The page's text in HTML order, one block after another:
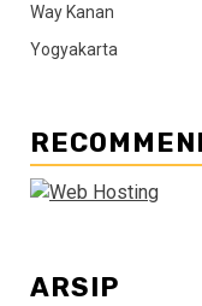
Way Kanan
Yogyakarta
ARSIP